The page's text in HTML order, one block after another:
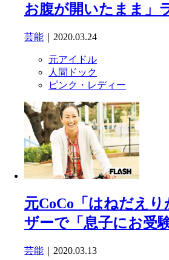
お腹が開いたまま」
芸能 ｜2020.03.24
元アイドル
人間ドック
ピンク・レディー
元CoCo「はねだえ
ザーで「息子にお受験
芸能 ｜2020.03.13